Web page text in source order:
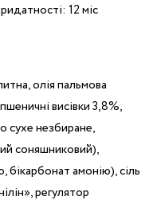
12 міс
олія пальмова
висівки 3,8%,
сухе незбиране,
соняшниковий),
бікарбонат амонію), сіль
регулятор